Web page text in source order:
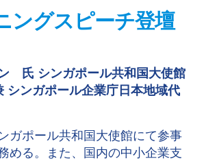
ングスピーチ登壇
ン 氏 シンガポール共和国大使館
シンガポール企業庁日本地域代
ガポール共和国大使館にて参事
める。また、国内の中小企業支